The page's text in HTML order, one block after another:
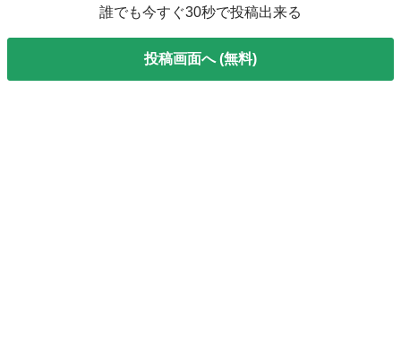
誰でも今すぐ30秒で投稿出来る
投稿画面へ (無料)